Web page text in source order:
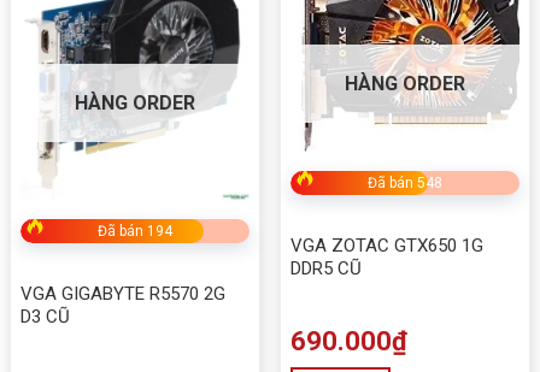
HÀNG ORDER
Đã bán 194
VGA GIGABYTE R5570 2G
D3 CŨ
HÀNG ORDER
Đã bán 548
VGA ZOTAC GTX650 1G
DDR5 CŨ
690.000₫